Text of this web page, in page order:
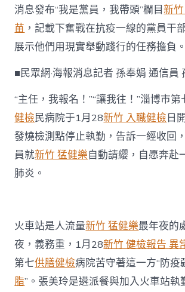
消息發布“我是黨員，我帶頭”欄目新
苗 ，記載下奮戰在抗疫一線的黨員干
展示他們用現實舉動踐行的任務擔負。
■民眾網·海報消息記者 孫奉娟 通信員
“主任，我報名！”“讓我往！”淄博市第
健檢民病院于1月28新竹 入職健檢日
發燒檢測點停止執勤，告訴一經收回
員就新竹 猛健樂自動請纓，自愿奔赴
肺炎。
火車站是人流量新竹 猛健樂最年夜的
夜，義務重，1月28新竹 健檢報告 異
第七供膳健檢病院苦守著這一方“防疫
脂”。張美玲是遴派餐與加入火車站執